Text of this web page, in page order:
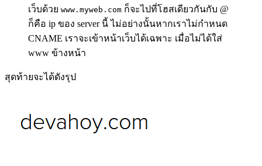
เว็บด้วย www.myweb.com ก็จะไปที่โฮสเดียวกันกับ @
ก็คือ ip ของ server นี้ ไม่อย่างนั้นหากเราไม่กำหนด
CNAME เราจะเข้าหน้าเว็บได้เฉพาะ เมื่อไม่ได้ใส่
www ข้างหน้า
สุดท้ายจะได้ดังรุป